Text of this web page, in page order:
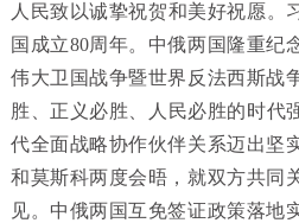
人民致以诚挚祝贺和美好祝愿。
国成立80周年。中俄两国隆重纪
伟大卫国战争暨世界反法西斯战
胜、正义必胜、人民必胜的时代
代全面战略协作伙伴关系迈出坚
和莫斯科两度会晤，就双方共同
见。中俄两国互免签证政策落地